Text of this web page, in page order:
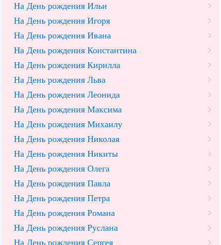
На День рождения Ильи
На День рождения Игоря
На День рождения Ивана
На День рождения Константина
На День рождения Кирилла
На День рождения Льва
На День рождения Леонида
На День рождения Максима
На День рождения Михаилу
На День рождения Николая
На День рождения Никиты
На День рождения Олега
На День рождения Павла
На День рождения Петра
На День рождения Романа
На День рождения Руслана
На День рождения Сергея